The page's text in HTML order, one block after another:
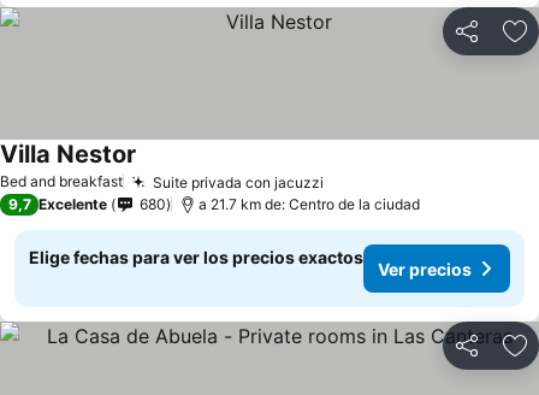
Compartir
Bed and breakfast Suite privada con jacuzzi
Villa Nestor
9,7 Excelente 680 a 21.7 km de: Centro de la ciudad
Elige fechas para ver los precios exactos
Ver precios
Compartir